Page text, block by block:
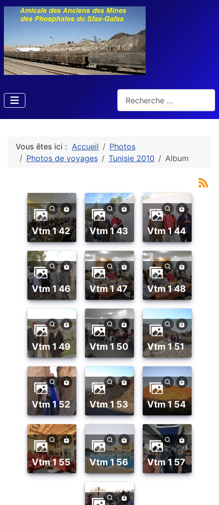
Vous êtes ici : Accueil
Photos
Photos de voyages
Tunisie 2010 Album
vtm 1 42 vtm 1 43 vtm 1 44
vtm 1 46 vtm 1 47 vtm 1 48
vtm 1 49 vtm 1 50 vtm 1 51
vtm 1 52 vtm 1 53 vtm 1 54
vtm 1 55 vtm 1 56 vtm 1 57